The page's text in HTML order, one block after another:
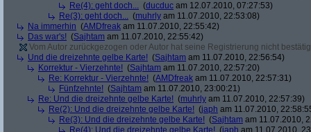
Re(4): geht doch... (ducduc am 12.07.2010, 07:27:53)
Re(3): geht doch... (muhrly am 11.07.2010, 22:53:08)
Na immerhin (AMDfreak am 11.07.2010, 22:55:42)
Das war's! (Sajhtam am 11.07.2010, 22:55:42)
Vom Autor zurückgezogen oder Autor hat seine Registrierung nicht
Und die dreizehnte gelbe Karte! (Sajhtam am 11.07.2010, 22:56:54)
Korrektur - Vierzehnte! (Sajhtam am 11.07.2010, 22:57:20)
Re: Korrektur - Vierzehnte! (AMDfreak am 11.07.2010, 22:57:31)
Fünfzehnte! (Sajhtam am 11.07.2010, 23:00:21)
Re: Und die dreizehnte gelbe Karte! (muhrly am 11.07.2010, 22:57:39)
Re(2): Und die dreizehnte gelbe Karte! (japh am 11.07.2010,
Re(3): Und die dreizehnte gelbe Karte! (Sajhtam am 11.07.2010,
Re(4): Und die dreizehnte gelbe Karte! (japh am 11.07.2010,